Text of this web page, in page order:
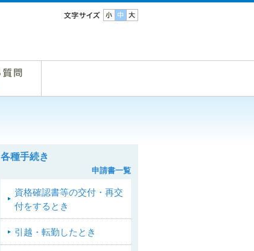
各種手続き
申請書一覧
資格確認書等の交付・再交
付をするとき
引越・転勤したとき